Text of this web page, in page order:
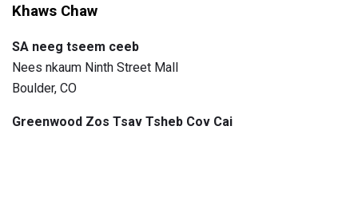
Khaws Chaw
SA neeg tseem ceeb
Nees nkaum Ninth Street Mall
Boulder, CO
Greenwood Zos Tsav Tsheb Cov Cai